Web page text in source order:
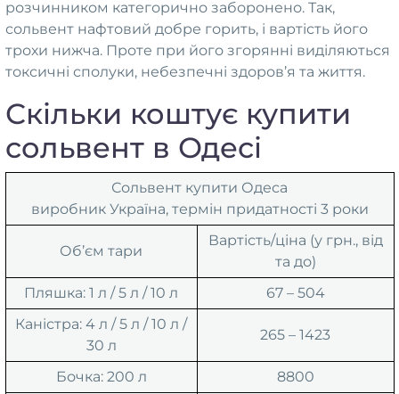
розчинником категорично заборонено. Так,
сольвент нафтовий добре горить, і вартість його
трохи нижча. Проте при його згорянні виділяються
токсичні сполуки, небезпечні здоров’я та життя.
Скільки коштує купити
сольвент в Одесі
Сольвент купити Одеса
виробник Україна, термін придатності 3 роки
Об’єм тари
Вартість/ціна (у грн., від
та до)
Пляшка: 1 л / 5 л / 10 л
67 – 504
Каністра: 4 л / 5 л / 10 л /
30 л
265 – 1423
Бочка: 200 л
8800